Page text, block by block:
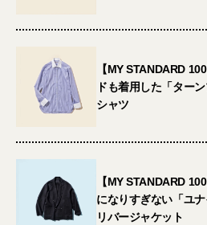
【MY STANDARD
ドも着用した「ター
シャツ
【MY STANDARD
になりすぎない「ユ
リバージャケット